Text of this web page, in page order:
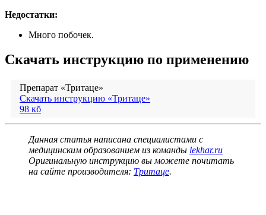
Недостатки:
Много побочек.
Скачать инструкцию по применению
Препарат «Тритаце»
Скачать инструкцию «Тритаце»
98 кб
Данная статья написана специалистами с
медицинским образованием из команды lekhar.ru
Оригинальную инструкцию вы можете почитать
на сайте производителя: Тритаце.